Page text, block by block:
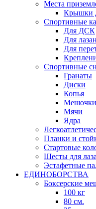
Места
Крышки
Спортивные
Для ДСК
Для
Для
Спортивные
Гранаты
Диски
Копья
Мешочки
Мячи
Ядра
Планки и
Стартовые
Шесты для
Эстафетные
ЕДИНОБОРСТВА
Боксерские
100 кг
80 см.